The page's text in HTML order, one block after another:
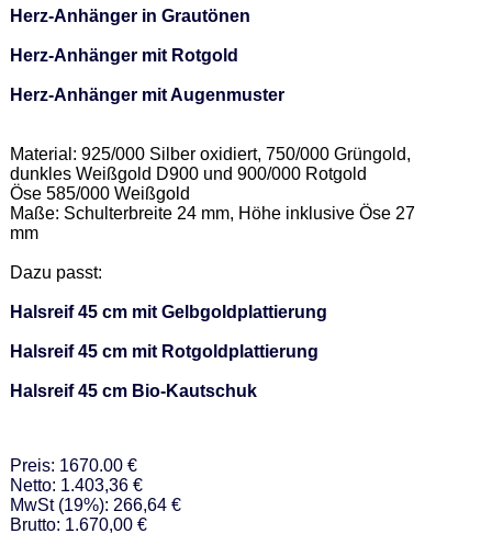
Herz-Anhänger in Grautönen
Herz-Anhänger mit Rotgold
Herz-Anhänger mit Augenmuster
Material: 925/000 Silber oxidiert, 750/000 Grüngold,
dunkles Weißgold D900 und 900/000 Rotgold
Öse 585/000 Weißgold
Maße: Schulterbreite 24 mm, Höhe inklusive Öse 27
mm
Dazu passt:
Halsreif 45 cm mit Gelbgoldplattierung
Halsreif 45 cm mit Rotgoldplattierung
Halsreif 45 cm Bio-Kautschuk
Preis: 1670.00 €
Netto: 1.403,36 €
MwSt (19%): 266,64 €
Brutto: 1.670,00 €